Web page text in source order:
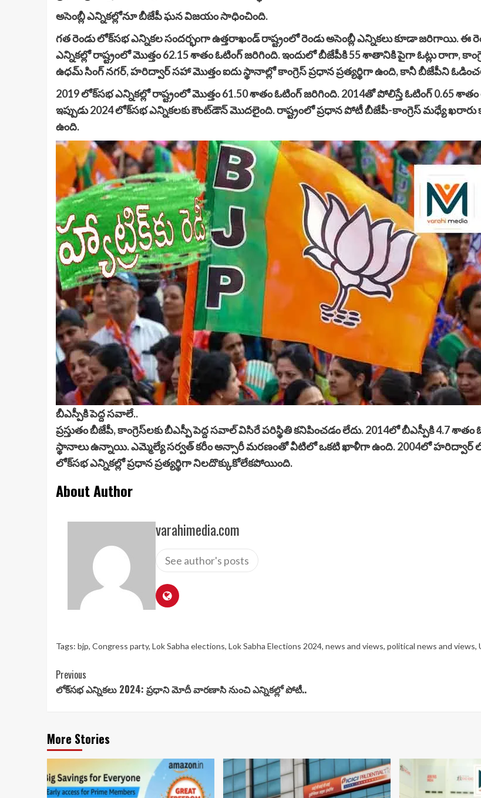
అసెంబ్లీ ఎన్నికల్లోనూ బీజేపీ ఘన విజయం సాధించింది.
గత రెండు లోక్‌సభ ఎన్నికల సందర్భంగా ఉత్తరాఖండ్ రాష్ట్రంలో రెండు అసెంబ్లీ ఎన్నికలు కూడా
ఎన్నికల్లో రాష్ట్రంలో మొత్తం 62.15 శాతం ఓటింగ్ జరిగింది. ఇందులో బీజేపీకి 55 శాతానికి పైగా ఓట్లు రాగా,
ఉధమ్ సింగ్ నగర్, హరిద్వార్ సహా మొత్తం ఐదు స్థానాల్లో కాంగ్రెస్ ప్రధాన ప్రత్యర్థిగా ఉంది, కానీ బీజేపీని
2019 లోక్‌సభ ఎన్నికల్లో రాష్ట్రంలో మొత్తం 61.50 శాతం ఓటింగ్ జరిగింది. 2014తో పోలిస్తే ఓటింగ్ 0.65
ఇప్పుడు 2024 లోక్‌సభ ఎన్నికలకు కౌంట్‌డౌన్‌ మొదలైంది. రాష్ట్రంలో ప్రధాన పోటీ బీజేపీ-కాంగ్రెస్‌ మధ్యే ఖరారు
ఉంది.
బీఎస్పీకి పెద్ద సవాలే..
ప్రస్తుతం బీజేపీ, కాంగ్రెస్‌లకు బీఎస్పీ పెద్ద సవాల్‌ విసిరే పరిస్థితి కనిపించడం లేదు. 2014లో బీఎస్పీకి 4.7
స్థానాలు ఉన్నాయి. ఎమ్మెల్యే సర్వత్ కరీం అన్సారీ మరణంతో వీటిలో ఒకటి ఖాళీగా ఉంది. 2004లో హరిద్వార్
లోక్‌సభ ఎన్నికల్లో ప్రధాన ప్రత్యర్థిగా నిలదొక్కుకోలేకపోయింది.
About Author
varahimedia.com
See author's posts
Tags: bjp, Congress party, Lok Sabha elections, Lok Sabha Elections 2024, news and views, political news and views,
Continue
Reading
Previous
లోక్‌సభ ఎన్నికలు 2024: ప్రధాని మోదీ వారణాసి నుంచి ఎన్నికల్లో పోటీ..
More Stories